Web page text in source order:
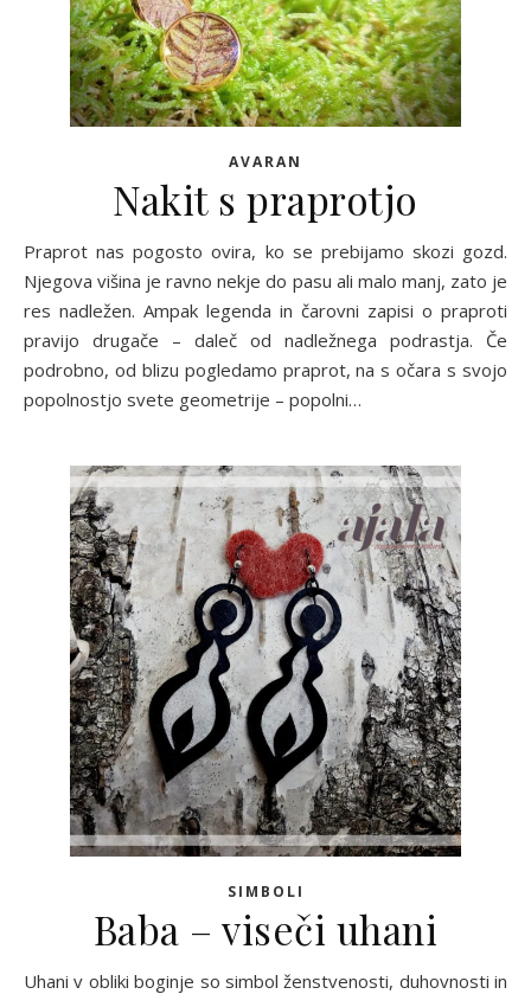
AVARAN
Nakit s praprotjo
Praprot nas pogosto ovira, ko se prebijamo skozi gozd.
Njegova višina je ravno nekje do pasu ali malo manj, zato je
res nadležen. Ampak legenda in čarovni zapisi o praproti
pravijo drugače – daleč od nadležnega podrastja. Če
podrobno, od blizu pogledamo praprot, na s očara s svojo
popolnostjo svete geometrije – popolni…
SIMBOLI
Baba – viseči uhani
Uhani v obliki boginje so simbol ženstvenosti, duhovnosti in